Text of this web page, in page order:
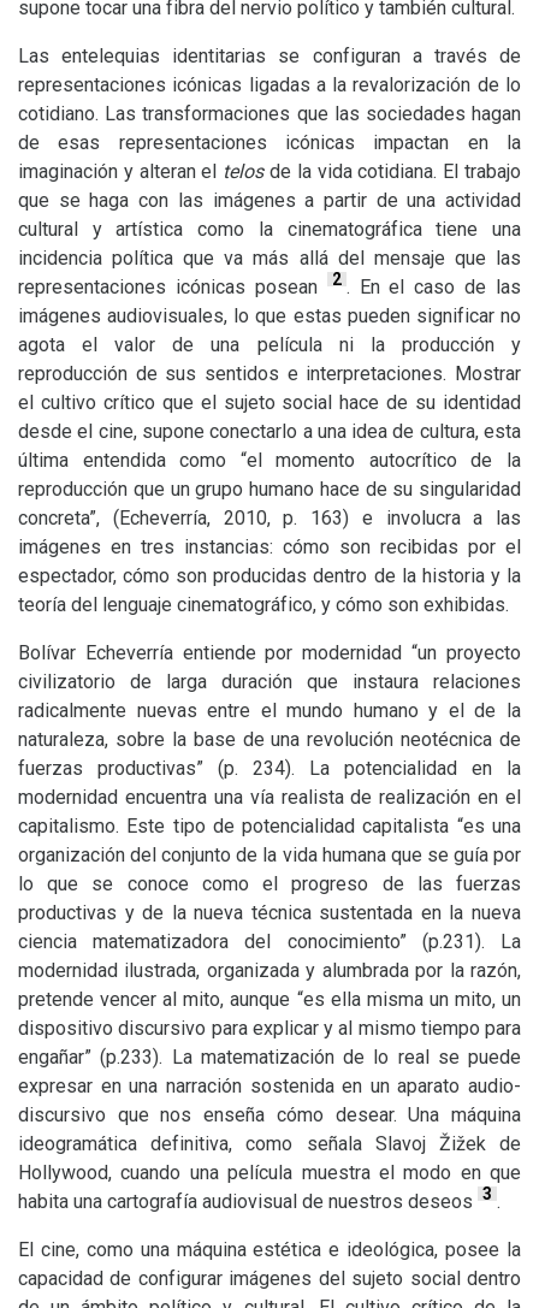
supone tocar una fibra del nervio político y también cultural.
Las entelequias identitarias se configuran a través de
representaciones icónicas ligadas a la revalorización de lo
cotidiano. Las transformaciones que las sociedades hagan
de esas representaciones icónicas impactan en la
imaginación y alteran el telosde la vida cotidiana. El trabajo
que se haga con las imágenes a partir de una actividad
cultural y artística como la cinematográfica tiene una
incidencia política que va más allá del mensaje que las
representaciones icónicas posean
2 . En el caso de las
imágenes audiovisuales, lo que estas pueden significar no
agota el valor de una película ni la producción y
reproducción de sus sentidos e interpretaciones. Mostrar
el cultivo crítico que el sujeto social hace de su identidad
desde el cine, supone conectarlo a una idea de cultura, esta
última entendida como “el momento autocrítico de la
reproducción que un grupo humano hace de su singularidad
concreta”, (Echeverría, 2010, p. 163) e involucra a las
imágenes en tres instancias: cómo son recibidas por el
espectador, cómo son producidas dentro de la historia y la
teoría del lenguaje cinematográfico, y cómo son exhibidas.
Bolívar Echeverría entiende por modernidad “un proyecto
civilizatorio de larga duración que instaura relaciones
radicalmente nuevas entre el mundo humano y el de la
naturaleza, sobre la base de una revolución neotécnica de
fuerzas productivas” (p. 234). La potencialidad en la
modernidad encuentra una vía realista de realización en el
capitalismo. Este tipo de potencialidad capitalista “es una
organización del conjunto de la vida humana que se guía por
lo que se conoce como el progreso de las fuerzas
productivas y de la nueva técnica sustentada en la nueva
ciencia matematizadora del conocimiento” (p.231). La
modernidad ilustrada, organizada y alumbrada por la razón,
pretende vencer al mito, aunque “es ella misma un mito, un
dispositivo discursivo para explicar y al mismo tiempo para
engañar” (p.233). La matematización de lo real se puede
expresar en una narración sostenida en un aparato audio-
discursivo que nos enseña cómo desear. Una máquina
ideogramática definitiva, como señala Slavoj Žižek de
Hollywood, cuando una película muestra el modo en que
habita una cartografía audiovisual de nuestros deseos 3 .
El cine, como una máquina estética e ideológica, posee la
capacidad de configurar imágenes del sujeto social dentro